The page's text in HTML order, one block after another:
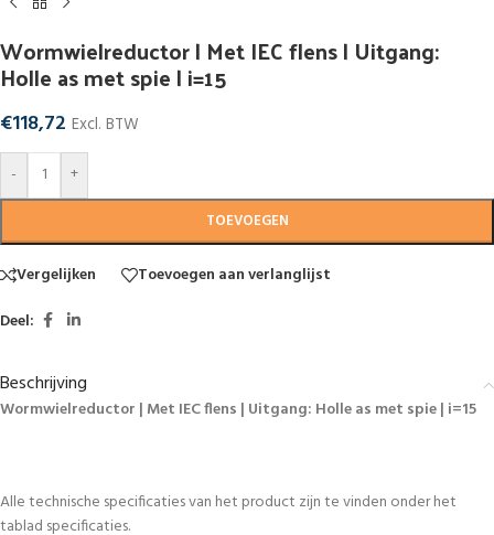
Wormwielreductor | Met IEC flens | Uitgang:
Holle as met spie | i=15
€118,72 Excl. BTW
-
+
TOEVOEGEN
Vergelijken
Toevoegen aan verlanglijst
Deel:
Beschrijving
Wormwielreductor | Met IEC flens | Uitgang: Holle as met spie | i=15
Alle technische specificaties van het product zijn te vinden onder het
tablad specificaties.